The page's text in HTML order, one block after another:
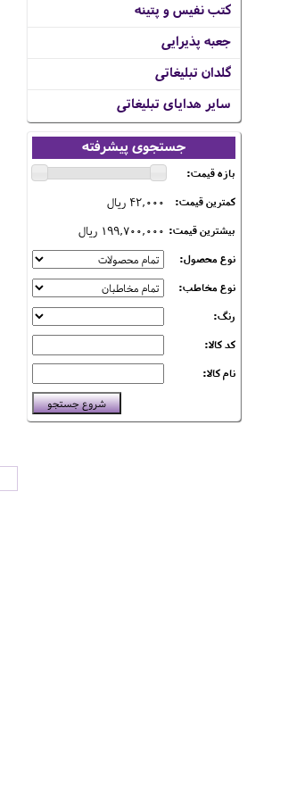
کتب نفیس و پتینه
جعبه پذیرایی
گلدان تبلیغاتی
سایر هدایای تبلیغاتی
جستجوی پیشرفته
بازه قیمت:
کمترین قیمت:
42,000 ریال
بیشترین قیمت: 199,700,000 ریال
نوع محصول:
نوع مخاطب:
رنگ:
کد کالا:
نام کالا: